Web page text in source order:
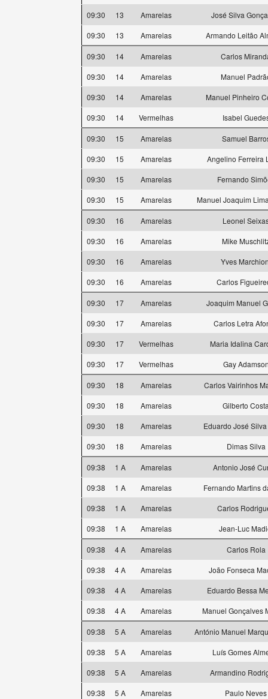
09:30
13 Amarelas
José Silva
09:30
13 Amarelas Armando Leitão
09:30 14 Amarelas
Carlos
09:30
14 Amarelas
Manuel
09:30
14 Amarelas
Manuel Pinheiro
09:30
14 Vermelhas Isabel
09:30 15 Amarelas
Samuel
09:30
15 Amarelas
Angelino Ferreira
09:30
15 Amarelas
Fernando
09:30
15 Amarelas Manuel Joaquim
09:30 16 Amarelas
Leonel
09:30
16 Amarelas
Mike
09:30
16 Amarelas
Yves
09:30
16 Amarelas Carlos
09:30 17 Amarelas
Joaquim Manuel
09:30
17 Amarelas
Carlos Letra
09:30
17 Vermelhas
Maria Idalina
09:30
17 Vermelhas Gay
09:30 18 Amarelas
Carlos Vairinhos
09:30
18 Amarelas
Gilberto
09:30
18 Amarelas
Eduardo José Silva
09:30
18 Amarelas Dimas Silva
09:38 1 A Amarelas
Antonio José
09:38
1 A Amarelas
Fernando Martins
09:38
1 A Amarelas
Carlos
09:38
1 A Amarelas Jean-Luc
09:38 4 A Amarelas
Carlos Rola
09:38
4 A Amarelas
João Fonseca
09:38
4 A Amarelas
Eduardo Bessa
09:38
4 A Amarelas Manuel Gonçalves
09:38 5 A Amarelas
António Manuel
09:38
5 A Amarelas
Luís Gomes
09:38
5 A Amarelas
Armandino
09:38
5 A Amarelas Paulo Neves